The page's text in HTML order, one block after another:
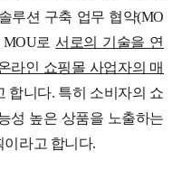
루션 구축 업무 협약(MO
MOU로서로의 기술을 연
라인 쇼핑몰 사업자의 매
합니다. 특히 소비자의 쇼
성 높은 상품을 노출하는
라고 합니다.